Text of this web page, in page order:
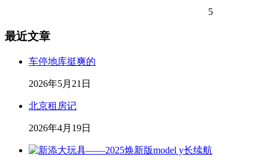
5
最近文章
车停地库挺爽的
2026年5月21日
北京租房记
2026年4月19日